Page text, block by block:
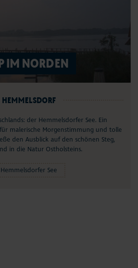
IM NORDEN
HEMMELSDORF
der Hemmelsdorfer See. Ein
malerische Morgenstimmung und tolle
den Ausblick auf den schönen Steg,
in die Natur Ostholsteins.
Hemmelsdorfer See